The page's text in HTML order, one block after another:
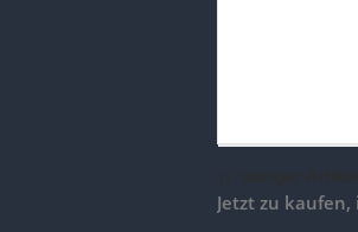
Jetzt zu kaufen,